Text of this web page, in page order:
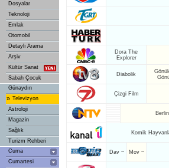
Dosyalar
Teknoloji
Emlak
Otomobil
Detaylı Arama
Arşiv
Kültür Sanat
Sabah Çocuk
Günaydın
» Televizyon
Astroloji
Magazin
Sağlık
Turizm Rehberi
Cuma
Cumartesi
Dora The
Explorer
Diabolik
Çizgi Film
Komik
Dav ~ Mov ~